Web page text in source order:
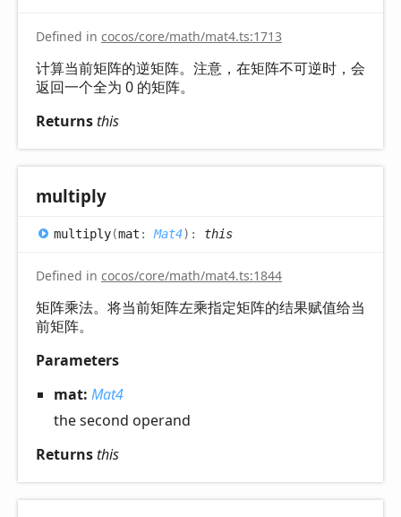
Defined in cocos/core/math/mat4.ts:1713
计算当前矩阵的逆矩阵。注意，在矩阵不可逆时，会
返回一个全为 0 的矩阵。
Returnsthis
multiply
multiply(mat : Mat4) : this
Defined in cocos/core/math/mat4.ts:1844
矩阵乘法。将当前矩阵左乘指定矩阵的结果赋值给当
前矩阵。
Parameters
mat: Mat4
the second operand
Returnsthis